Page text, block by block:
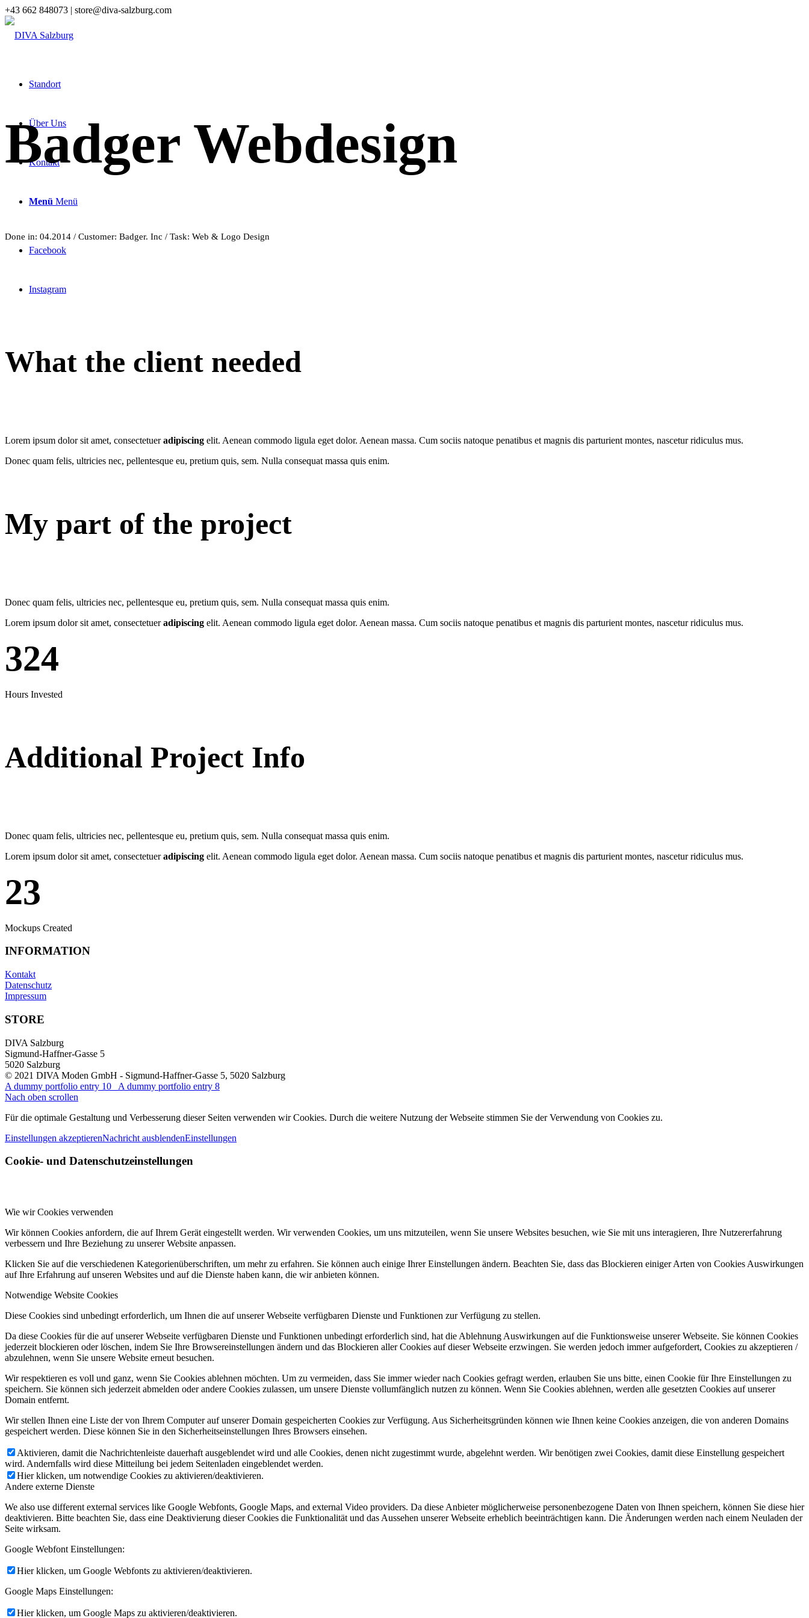
+43 662 848073 | store@diva-salzburg.com
Standort
Über Uns
Kontakt
Menü Menü
Facebook
Instagram
Badger Webdesign
Done in: 04.2014 / Customer: Badger. Inc / Task: Web & Logo Design
What the client needed
Lorem ipsum dolor sit amet, consectetueradipiscing elit. Aenean commodo ligula eget dolor. Aenean massa. Cum sociis natoque penatibus et magnis dis parturient montes, nascetur ridiculus mus.
Donec quam felis, ultricies nec, pellentesque eu, pretium quis, sem. Nulla consequat massa quis enim.
My part of the project
Donec quam felis, ultricies nec, pellentesque eu, pretium quis, sem. Nulla consequat massa quis enim.
Lorem ipsum dolor sit amet, consectetueradipiscing elit. Aenean commodo ligula eget dolor. Aenean massa. Cum sociis natoque penatibus et magnis dis parturient montes, nascetur ridiculus mus.
324
Hours Invested
Additional Project Info
Donec quam felis, ultricies nec, pellentesque eu, pretium quis, sem. Nulla consequat massa quis enim.
Lorem ipsum dolor sit amet, consectetueradipiscing elit. Aenean commodo ligula eget dolor. Aenean massa. Cum sociis natoque penatibus et magnis dis parturient montes, nascetur ridiculus mus.
23
Mockups Created
INFORMATION
Kontakt
Datenschutz
Impressum
STORE
DIVA Salzburg
Sigmund-Haffner-Gasse 5
5020 Salzburg
© 2021 DIVA Moden GmbH - Sigmund-Haffner-Gasse 5, 5020 Salzburg
A dummy portfolio entry 10
A dummy portfolio entry 8
Nach oben scrollen
Für die optimale Gestaltung und Verbesserung dieser Seiten verwenden wir Cookies. Durch die weitere Nutzung der Webseite stimmen Sie der Verwendung von Cookies zu.
Einstellungen akzeptierenNachricht ausblendenEinstellungen
Cookie- und Datenschutzeinstellungen
Wie wir Cookies verwenden
Wir können Cookies anfordern, die auf Ihrem Gerät eingestellt werden. Wir verwenden Cookies, um uns mitzuteilen, wenn Sie unsere Websites besuchen, wie Sie mit uns interagieren, Ihre Nutzererfahrung
verbessern und Ihre Beziehung zu unserer Website anpassen.
Klicken Sie auf die verschiedenen Kategorienüberschriften, um mehr zu erfahren. Sie können auch einige Ihrer Einstellungen ändern. Beachten Sie, dass das Blockieren einiger Arten von Cookies Auswirkungen
auf Ihre Erfahrung auf unseren Websites und auf die Dienste haben kann, die wir anbieten können.
Notwendige Website Cookies
Diese Cookies sind unbedingt erforderlich, um Ihnen die auf unserer Webseite verfügbaren Dienste und Funktionen zur Verfügung zu stellen.
Da diese Cookies für die auf unserer Webseite verfügbaren Dienste und Funktionen unbedingt erforderlich sind, hat die Ablehnung Auswirkungen auf die Funktionsweise unserer Webseite. Sie können Cookies
jederzeit blockieren oder löschen, indem Sie Ihre Browsereinstellungen ändern und das Blockieren aller Cookies auf dieser Webseite erzwingen. Sie werden jedoch immer aufgefordert, Cookies zu akzeptieren /
abzulehnen, wenn Sie unsere Website erneut besuchen.
Wir respektieren es voll und ganz, wenn Sie Cookies ablehnen möchten. Um zu vermeiden, dass Sie immer wieder nach Cookies gefragt werden, erlauben Sie uns bitte, einen Cookie für Ihre Einstellungen zu
speichern. Sie können sich jederzeit abmelden oder andere Cookies zulassen, um unsere Dienste vollumfänglich nutzen zu können. Wenn Sie Cookies ablehnen, werden alle gesetzten Cookies auf unserer
Domain entfernt.
Wir stellen Ihnen eine Liste der von Ihrem Computer auf unserer Domain gespeicherten Cookies zur Verfügung. Aus Sicherheitsgründen können wie Ihnen keine Cookies anzeigen, die von anderen Domains
gespeichert werden. Diese können Sie in den Sicherheitseinstellungen Ihres Browsers einsehen.
Aktivieren, damit die Nachrichtenleiste dauerhaft ausgeblendet wird und alle Cookies, denen nicht zugestimmt wurde, abgelehnt werden. Wir benötigen zwei Cookies, damit diese Einstellung gespeichert
wird. Andernfalls wird diese Mitteilung bei jedem Seitenladen eingeblendet werden.
Hier klicken, um notwendige Cookies zu aktivieren/deaktivieren.
Andere externe Dienste
We also use different external services like Google Webfonts, Google Maps, and external Video providers. Da diese Anbieter möglicherweise personenbezogene Daten von Ihnen speichern, können Sie diese hier
deaktivieren. Bitte beachten Sie, dass eine Deaktivierung dieser Cookies die Funktionalität und das Aussehen unserer Webseite erheblich beeinträchtigen kann. Die Änderungen werden nach einem Neuladen der
Seite wirksam.
Google Webfont Einstellungen:
Hier klicken, um Google Webfonts zu aktivieren/deaktivieren.
Google Maps Einstellungen:
Hier klicken, um Google Maps zu aktivieren/deaktivieren.